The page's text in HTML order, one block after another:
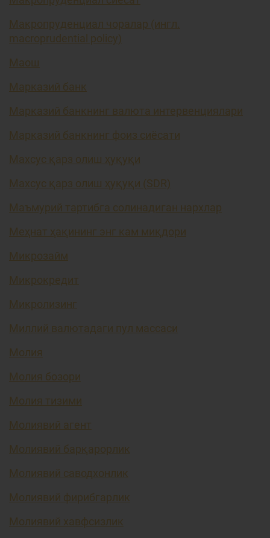
Макропруденциал чоралар (ингл.
macroprudential policy)
Маош
Марказий банк
Марказий банкнинг валюта интервенциялари
Марказий банкнинг фоиз сиёсати
Махсус қарз олиш ҳуқуқи
Махсус қарз олиш ҳуқуқи (SDR)
Маъмурий тартибга солинадиган нархлар
Меҳнат ҳақининг энг кам миқдори
Микрозайм
Микрокредит
Микролизинг
Миллий валютадаги пул массаси
Молия
Молия бозори
Молия тизими
Молиявий агент
Молиявий барқарорлик
Молиявий саводхонлик
Молиявий фирибгарлик
Молиявий хавфсизлик